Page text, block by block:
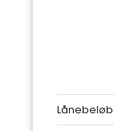
Lånebeløb